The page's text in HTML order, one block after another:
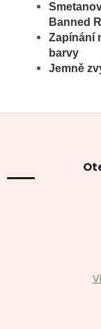
Banned
Zapínání
barvy
Jemně
Z